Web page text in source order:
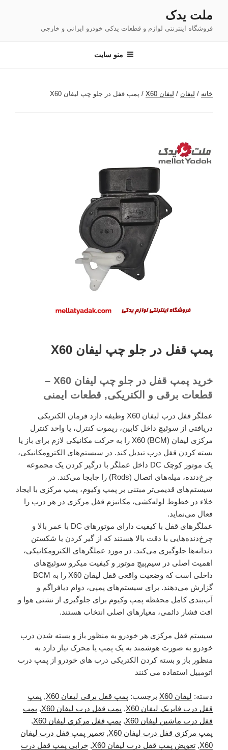
محتوا
ملت یدک
فروشگاه اینترنتی لوازم و قطعات یدکی خودرو ایرانی و خارجی
منو سایت
خانه / لیفان / لیفان X60 / پمپ قفل در جلو چپ لیفان X60
پمپ قفل در جلو چپ لیفان X60
خرید پمپ قفل در جلو چپ لیفان X60 –
قطعات برقی و الکتریکی, قطعات ایمنی
عملگر قفل درب لیفان X60 وظیفه دارد فرمان الکتریکی
دریافتی از سوئیچ داخل کابین، ریموت کنترل، یا واحد کنترل
مرکزی لیفان X60 (BCM) را به حرکت مکانیکی لازم برای باز یا
بسته کردن قفل درب تبدیل کند. در سیستم‌های الکترومکانیکی،
یک موتور کوچک DC داخل عملگر با درگیر کردن یک مجموعه
چرخ‌دنده، میله‌های اتصال (Rods) را جابجا می‌کند. در
سیستم‌های قدیمی‌تر مبتنی بر پمپ وکیوم، پمپ مرکزی با ایجاد
خلاء در خطوط لوله‌کشی، مکانیزم قفل مرکزی در هر درب را
فعال می‌نماید.
عملگرهای قفل با کیفیت دارای موتورهای DC با عمر بالا و
چرخ‌دنده‌هایی با دقت بالا هستند که از گیر کردن یا شکستن
دندانه‌ها جلوگیری می‌کند. در مورد عملگرهای الکترومکانیکی،
اهمیت اصلی در سیم‌پیچ موتور و کیفیت میکرو سوئیچ‌های
داخلی است که وضعیت واقعی قفل لیفان X60 را به BCM
گزارش می‌دهند. برای سیستم‌های پمپی، دوام دیافراگم و
آب‌بندی کامل محفظه پمپ وکیوم برای جلوگیری از نشتی هوا و
افت فشار دائمی، معیارهای اصلی انتخاب هستند.
سیستم قفل مرکزی هر خودرو به منظور باز و بسته شدن درب
خودرو به صورت هوشمند به یک پمپ یا محرک نیاز دارد به
منظور باز و بسته کردن الکتریکی درب های خودرو از پمپ درب
اتومبیل استفاده می کنند
دسته: لیفان X60 برچسب: پمپ قفل برقی لیفان X60 , پمپ
قفل درب فابریک لیفان X60
, پمپ قفل درب لیفان X60 , پمپ
قفل درب ماشین لیفان X60
, پمپ قفل مرکزی لیفان X60
,
پمپ مرکزی قفل درب لیفان X60
, تعمیر پمپ قفل درب لیفان
X60
, تعویض پمپ قفل درب لیفان X60 , خرابی پمپ قفل درب